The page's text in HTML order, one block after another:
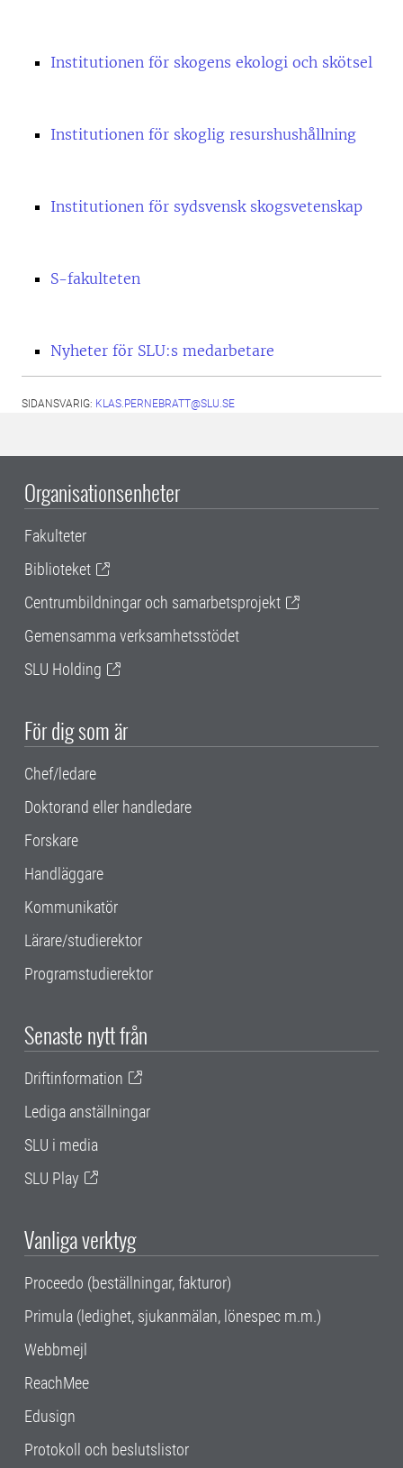
Institutionen för skogens ekologi och skötsel
Institutionen för skoglig resurshushållning
Institutionen för sydsvensk skogsvetenskap
S-fakulteten
Nyheter för SLU:s medarbetare
SIDANSVARIG: KLAS.PERNEBRATT@SLU.SE
Organisationsenheter
Fakulteter
Biblioteket
Centrumbildningar och samarbetsprojekt
Gemensamma verksamhetsstödet
SLU Holding
För dig som är
Chef/ledare
Doktorand eller handledare
Forskare
Handläggare
Kommunikatör
Lärare/studierektor
Programstudierektor
Senaste nytt från
Driftinformation
Lediga anställningar
SLU i media
SLU Play
Vanliga verktyg
Proceedo (beställningar, fakturor)
Primula (ledighet, sjukanmälan, lönespec m.m.)
Webbmejl
ReachMee
Edusign
Protokoll och beslutslistor